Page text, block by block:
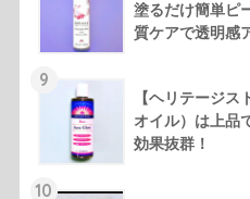
塗るだけ簡単ピ
質ケアで透明感
9
【ヘリテージ
オイル）は上品
効果抜群！
10